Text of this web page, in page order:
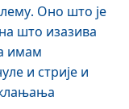
Оно што је
што изазива
имам
и стрије и